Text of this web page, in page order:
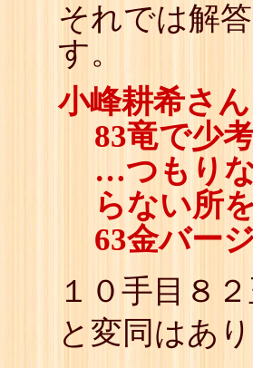
それでは解
す。
小峰耕希さん
83竜で少
…つもり
らない所
63金バー
１０手目８
と変同はあ